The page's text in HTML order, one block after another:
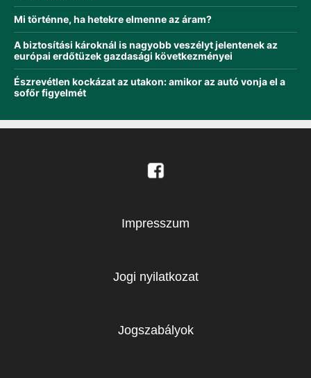
Mi történne, ha hetekre elmenne az áram?
A biztosítási károknál is nagyobb veszélyt jelentenek az
európai erdőtüzek gazdasági következményei
Észrevétlen kockázat az utakon: amikor az autó vonja el a
sofőr figyelmét
Impresszum
Jogi nyilatkozat
Jogszabályok